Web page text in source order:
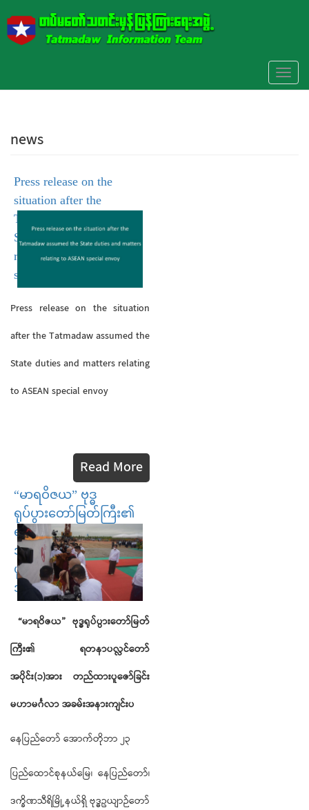
news
Press release on the
situation after the
Tatmadaw assumed the
State duties and matters
relating to ASEAN
special envoy
Press release on the situation
after the Tatmadaw assumed the
State duties and matters relating
to ASEAN special envoy
Read More
“မာရဝိဇယ” ဗုဒ္ဓ
ရုပ်ပွားတော်မြတ်ကြီး၏
ရတနာပလ္လင်တော်
အပိုင်း(၁)အား တည်ထား
ပူဇော်ခြင်း မဟာမင်္ဂလာ
အခမ်းအနားကျင်းပ
“မာရဝိဇယ” ဗုဒ္ဓရုပ်ပွားတော်မြတ်
ကြီး၏ ရတနာပလ္လင်တော်
အပိုင်း(၁)အား တည်ထားပူဇော်ခြင်း
မဟာမင်္ဂလာ အခမ်းအနားကျင်းပ
နေပြည်တော် အောက်တိုဘာ ၂၃
ပြည်ထောင်စုနယ်မြေ၊ နေပြည်တော်၊
ဒက္ခိဏသီရိမြို့နယ်ရှိ ဗုဒ္ဓဥယျာဉ်တော်